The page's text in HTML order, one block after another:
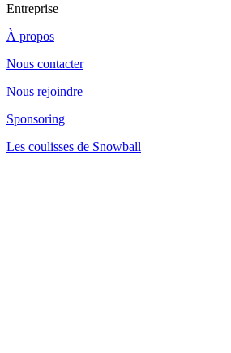
Entreprise
À propos
Nous contacter
Nous rejoindre
Sponsoring
Les coulisses de Snowball